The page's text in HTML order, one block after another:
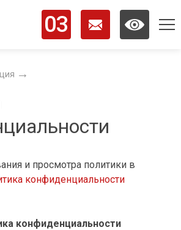
03
и просмотра политики в
конфиденциальности
конфиденциальности